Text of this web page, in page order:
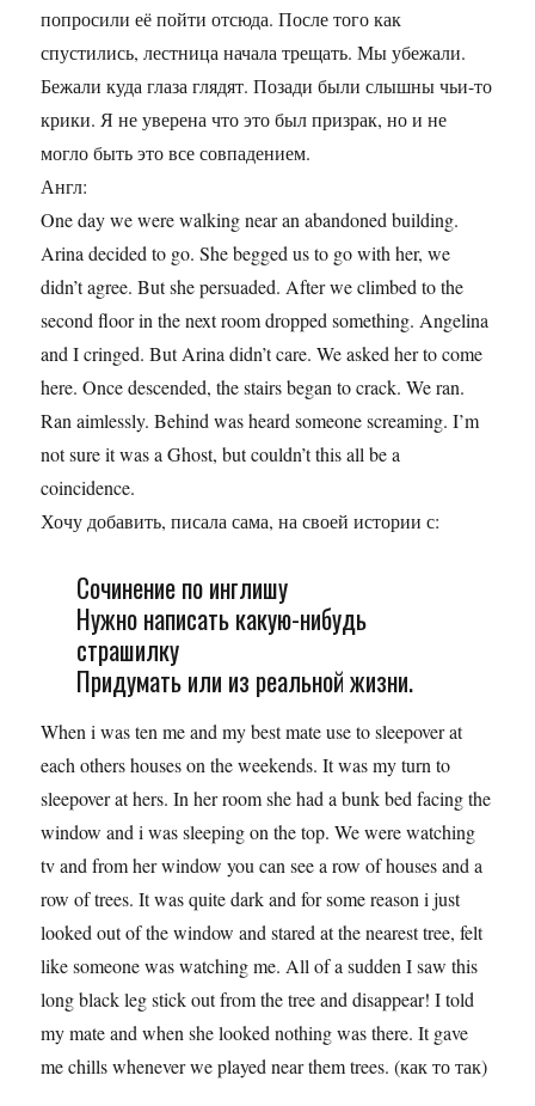
попросили её пойти отсюда. После того как
спустились, лестница начала трещать. Мы убежали.
Бежали куда глаза глядят. Позади были слышны чьи-то
крики. Я не уверена что это был призрак, но и не
могло быть это все совпадением.
Англ:
One day we were walking near an abandoned building.
Arina decided to go. She begged us to go with her, we
didn’t agree. But she persuaded. After we climbed to the
second floor in the next room dropped something. Angelina
and I cringed. But Arina didn’t care. We asked her to come
here. Once descended, the stairs began to crack. We ran.
Ran aimlessly. Behind was heard someone screaming. I’m
not sure it was a Ghost, but couldn’t this all be a
coincidence.
Хочу добавить, писала сама, на своей истории с:
Сочинение по инглишу
Нужно написать какую-нибудь
страшилку
Придумать или из реальной жизни.
When i was ten me and my best mate use to sleepover at
each others houses on the weekends. It was my turn to
sleepover at hers. In her room she had a bunk bed facing the
window and i was sleeping on the top. We were watching
tv and from her window you can see a row of houses and a
row of trees. It was quite dark and for some reason i just
looked out of the window and stared at the nearest tree, felt
like someone was watching me. All of a sudden I saw this
long black leg stick out from the tree and disappear! I told
my mate and when she looked nothing was there. It gave
me chills whenever we played near them trees. (как то так)